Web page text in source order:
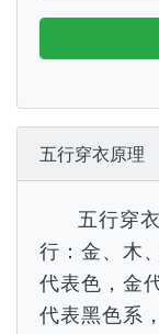
五行穿衣原理
五行穿
行：金、木
代表色，金
代表黑色系